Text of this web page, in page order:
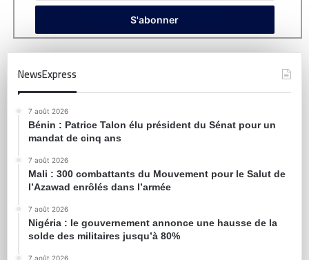
NewsExpress
7 août 2026
Bénin : Patrice Talon élu président du Sénat pour un
mandat de cinq ans
7 août 2026
Mali : 300 combattants du Mouvement pour le Salut de
l’Azawad enrôlés dans l’armée
7 août 2026
Nigéria : le gouvernement annonce une hausse de la
solde des militaires jusqu’à 80%
7 août 2026